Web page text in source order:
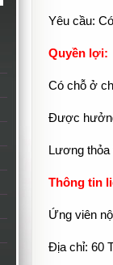
Yêu cầu:
Quyền lợi:
Có chỗ ở
Được
Lương thỏa
Thông tin
Ứng viên
Địa chỉ: 60